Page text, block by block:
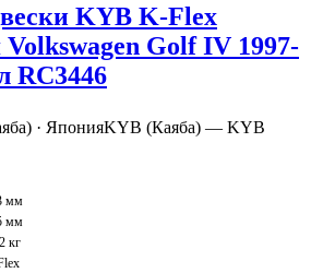
KYB K-Flex
Volkswagen Golf IV 1997-
RC3446
· ЯпонияKYB (Каяба) — KYB
мм
мм
кг